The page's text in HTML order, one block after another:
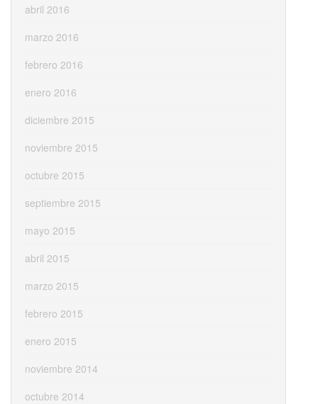
abril 2016
marzo 2016
febrero 2016
enero 2016
diciembre 2015
noviembre 2015
octubre 2015
septiembre 2015
mayo 2015
abril 2015
marzo 2015
febrero 2015
enero 2015
noviembre 2014
octubre 2014